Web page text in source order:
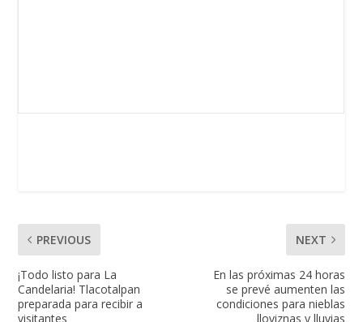
PREVIOUS
¡Todo listo para La
Candelaria! Tlacotalpan
preparada para recibir a
visitantes
NEXT
En las próximas 24 horas
se prevé aumenten las
condiciones para nieblas
lloviznas y lluvias